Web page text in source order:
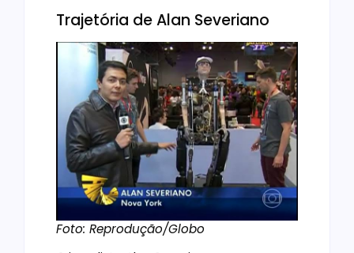
Trajetória de Alan Severiano
Foto: Reprodução/Globo